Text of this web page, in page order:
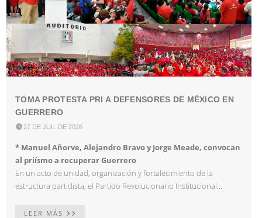
TOMA PROTESTA PRI A DEFENSORES DE MÉXICO EN
GUERRERO
 27 DE JUL. DE 2026
* Manuel Añorve, Alejandro Bravo y Jorge Meade, convocan
al priísmo a recuperar Guerrero
En un acto de unidad, organización y fortalecimiento de la
estructura partidista, el Partido Revolucionario Institucional...
LEER MÁS